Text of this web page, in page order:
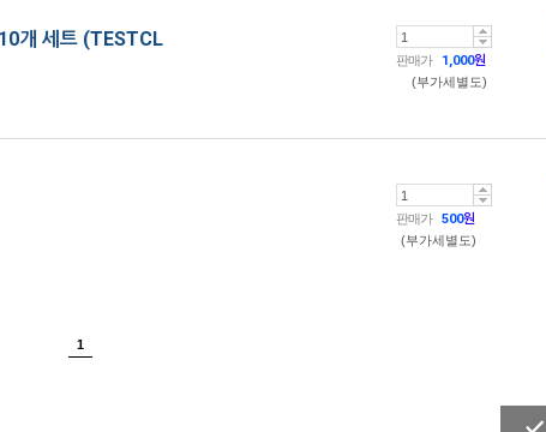
개 세트 (TESTCL
판매가 1,000원
(부가세별도)
판매가 500원
(부가세별도)
1